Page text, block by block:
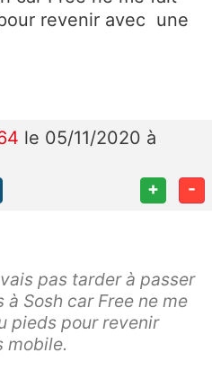
revenir avec une
le 05/11/2020 à
+ -
pas tarder à passer
à Sosh car Free ne me
pieds pour revenir
mobile.